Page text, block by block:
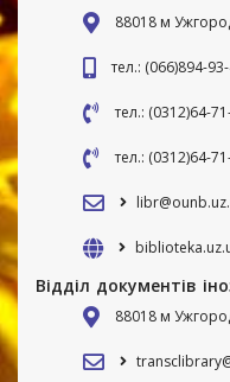
88018 м
тел.: (066)894-
тел.: (0312)64-
тел.: (0312)64-
Відділ документів
88018 м